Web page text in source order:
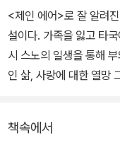
<제인 에어>로 잘 알려
설이다. 가족을 잃고 타
시 스노의 일생을 통해
인 삶, 사랑에 대한 열망
책속에서